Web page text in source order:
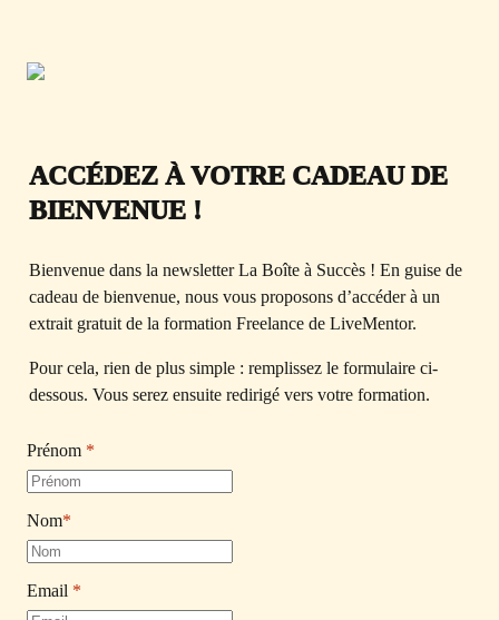
ACCÉDEZ À VOTRE CADEAU DE
BIENVENUE !
Bienvenue dans la newsletter La Boîte à Succès ! En guise de
cadeau de bienvenue, nous vous proposons d’accéder à un
extrait gratuit de la formation Freelance de LiveMentor.
Pour cela, rien de plus simple : remplissez le formulaire ci-
dessous. Vous serez ensuite redirigé vers votre formation.
Prénom *
Nom*
Email *